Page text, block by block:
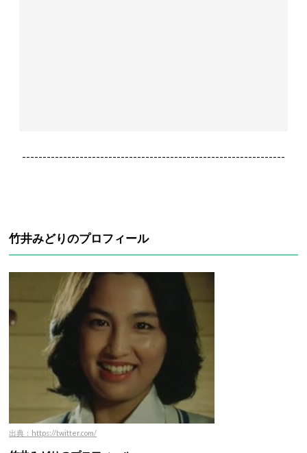
----------------------------------------------------------------
竹井みどりのプロフィール
出典：https://twitter.com/